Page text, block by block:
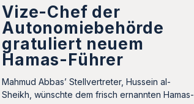
Vize-Chef der
Autonomiebehörde
gratuliert neuem
Hamas-Führer
Mahmud Abbas’ Stellvertreter, Hussein al-
Sheikh, wünschte dem frisch ernannten Hamas-